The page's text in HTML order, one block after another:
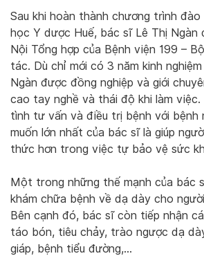
Sau khi hoàn thành chương trình
học Y dược Huế, bác sĩ Lê Thị Ngàn
Nội Tổng hợp của Bệnh viện 199 –
tác. Dù chỉ mới có 3 năm kinh
Ngàn được đồng nghiệp và giới
cao tay nghề và thái độ khi làm việc.
tình tư vấn và điều trị bệnh với bệnh
muốn lớn nhất của bác sĩ là giúp
thức hơn trong việc tự bảo vệ sức
Một trong những thế mạnh của bác
khám chữa bệnh về dạ dày cho
Bên cạnh đó, bác sĩ còn tiếp nhận
táo bón, tiêu chảy, trào ngược dạ
giáp, bệnh tiểu đường,…